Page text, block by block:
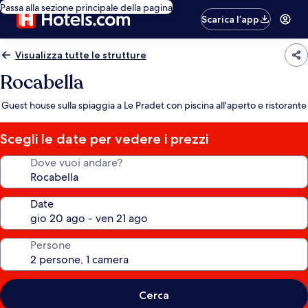
Passa alla sezione principale della pagina
Scarica l’app
Visualizza tutte le strutture
Rocabella
Guest house sulla spiaggia a Le Pradet con piscina all'aperto e ristorante
Scegli le date per vedere i prezzi
Dove vuoi andare?
Date
Persone
Cerca